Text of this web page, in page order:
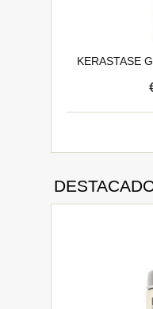
KERASTASE